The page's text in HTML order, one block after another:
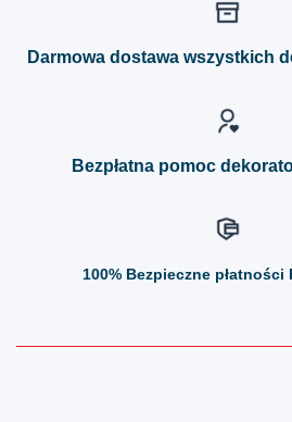
Darmowa dostawa wszystkich
Bezpłatna pomoc
100% Bezpieczne płatności